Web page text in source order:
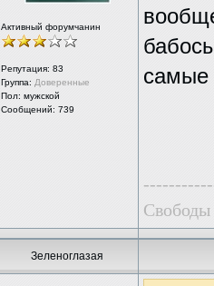
Активный форумчанин
Репутация: 83
Группа: Доверенные
Пол: мужской
Сообщений: 739
самые
Свободы
Зеленоглазая